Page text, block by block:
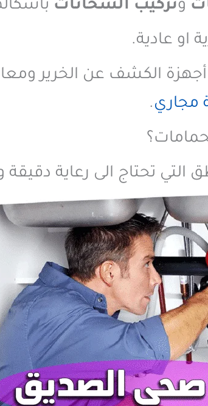
وتركيب السخانات
او عادية.
الكشف عن الخرير
مجاري.
التي تحتاج الى رعاية